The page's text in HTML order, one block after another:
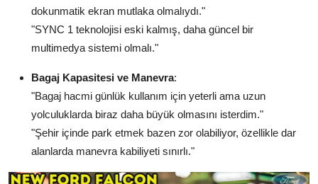
dokunmatik ekran mutlaka olmalıydı."
"SYNC 1 teknolojisi eski kalmış, daha güncel bir
multimedya sistemi olmalı."
Bagaj Kapasitesi ve Manevra:
"Bagaj hacmi günlük kullanım için yeterli ama uzun
yolculuklarda biraz daha büyük olmasını isterdim."
"Şehir içinde park etmek bazen zor olabiliyor, özellikle dar
alanlarda manevra kabiliyeti sınırlı."